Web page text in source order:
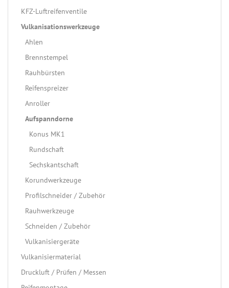
KFZ-Luftreifenventile
Vulkanisationswerkzeuge
Ahlen
Brennstempel
Rauhbürsten
Reifenspreizer
Anroller
Aufspanndorne
Konus MK1
Rundschaft
Sechskantschaft
Korundwerkzeuge
Profilschneider / Zubehör
Rauhwerkzeuge
Schneiden / Zubehör
Vulkanisiergeräte
Vulkanisiermaterial
Druckluft / Prüfen / Messen